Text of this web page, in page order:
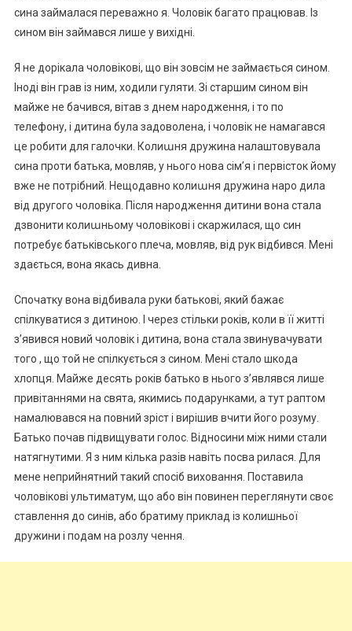
сина займалася переважно я. Чоловік багато працював. Із
сином він займався лише у вихідні.
Я не дорікала чоловікові, що він зовсім не займається сином.
Іноді він грав із ним, ходили гуляти. Зі старшим сином він
майже не бачився, вітав з днем народження, і то по
телефону, і дитина була задоволена, і чоловік не намагався
це робити для галочки. Колиաня дружина налаштовувала
сина проти батька, мовляв, у нього нова сім’я і первісток йому
вже не потрібний. Нещодавно колиաня дружина наро дила
від другого чоловіка. Після народження дитини вона стала
дзвонити колиաньому чоловікові і скаржилася, що син
потребує батьківського плеча, мовляв, від рук відбився. Мені
здається, вона якась дивна.
Спочатку вона відбивала руки батькові, який бажає
спілкуватися з дитиною. І через стільки років, коли в її житті
з’явився новий чоловік і дитина, вона стала звинувачувати
того , що той не спілкується з сином. Мені стало шкода
хлопця. Майже десять років батько в нього з’являвся лише
привітаннями на свята, якимись подарунками, а тут раптом
намалювався на повний зріст і вирішив вчити його розуму.
Батько почав підвищувати голос. Відносини між ними стали
натягнутими. Я з ним кілька разів навіть посва рилася. Для
мене неприйнятний такий спосіб виховання. Поставила
чоловікові ультиматум, що або він повинен переглянути своє
ставлення до синів, або братиму приклад із колишньої
дружини і подам на розлу чення.